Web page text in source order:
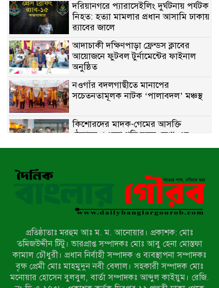
দরিয়ানগরে প্যারাসেইলিং দুর্ঘটনায় পর্যটক
নিহত: হত্যা মামলার প্রধান আসামি ঢাকায়
র‌্যাবের জালে
আদাচাকী দক্ষিণপাড়া ফ্রেন্ডস ক্লাবের
আয়োজনে ফুটবল টুর্নামেন্টের ফাইনাল
অনুষ্ঠিত
নওগাঁর বদলগাছীতে মানাপের
সচেতনতামূলক নাটক ‘পালাবদল’ মঞ্চস্থ
কিশোরদের মাদক-গেমের আসক্তি
ঠেকাতে, ‘এসো গড়ি নতুন দেশ’-এর
ফুটবল বিতরণ
নন্দীগ্রামে সরকারি খাস জমির রাস্তা দখল,
চলাচলে চরম দুর্ভোগ; ইউএনওর হস্তক্ষেপ
নাটোরের পাটুলে পানিতে ডুবে নন্দীগ্রামের
স্কুলছাত্রের মর্মান্তিক মৃত্যু
সেনাবাহিনীর চাকরি হারিয়ে ভুয়া ডিবি
প্রতিষ্ঠাতাঃ মরহুম আঃ ম. ম. আনোয়ার। প্রকাশক: মোঃ
তমিজউদ্দীন টিটু। ভারপ্রাপ্ত সম্পাদকঃ মোঃ আবু হেনা মোস্তফা
কামাল চৌধুরী। প্রধান নির্বাহী সম্পাদক ও ব্যবস্থাপনা সম্পাদকঃ
বৃক্ষ প্রেমী মোঃ মাহমুদুন নবী বেলাল। সহকারী সম্পাদক মোঃ
মনোয়ার হোসেন বুলবুল, বার্তা সম্পাদকঃ আব্দুল কাইয়ুম। রেজি.